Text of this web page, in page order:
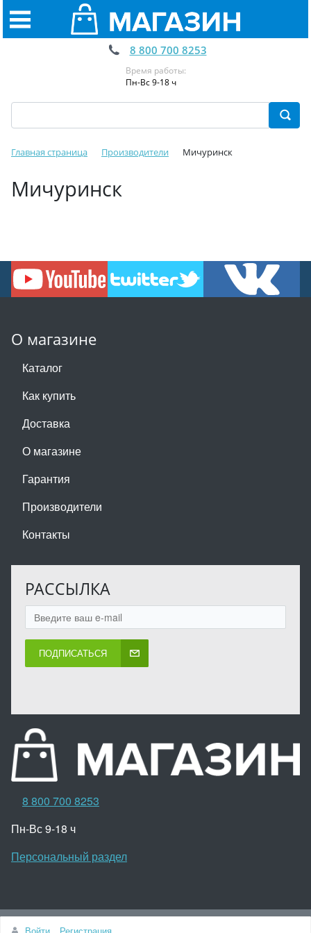
8 800 700 8253
Время работы:
Пн-Вс 9-18 ч
Главная страница Производители Мичуринск
Мичуринск
О магазине
Каталог
Как купить
Доставка
О магазине
Гарантия
Производители
Контакты
РАССЫЛКА
ПОДПИСАТЬСЯ
8 800 700 8253
Пн-Вс 9-18 ч
Персональный раздел
Наверх